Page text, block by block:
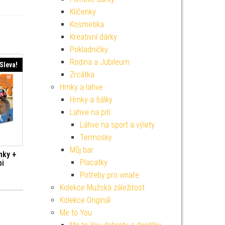
Sleva!
+
cena byla: 199 Kč.
Aktuální cena je: 179 Kč.
Klíčenky
Kosmetika
Kreativní dárky
Pokladničky
Rodina a Jubileum
Zrcátka
Hrnky a lahve
Hrnky a šálky
Lahve na pití
Láhve na sport a výlety
Termosky
Můj bar
Placatky
Potřeby pro vinaře
Kolekce Mužská záležitost
Kolekce Originál
Me to You